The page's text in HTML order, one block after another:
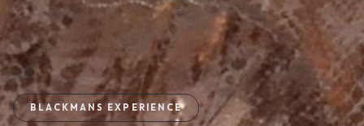
BLACKMANS EXPERIENCE